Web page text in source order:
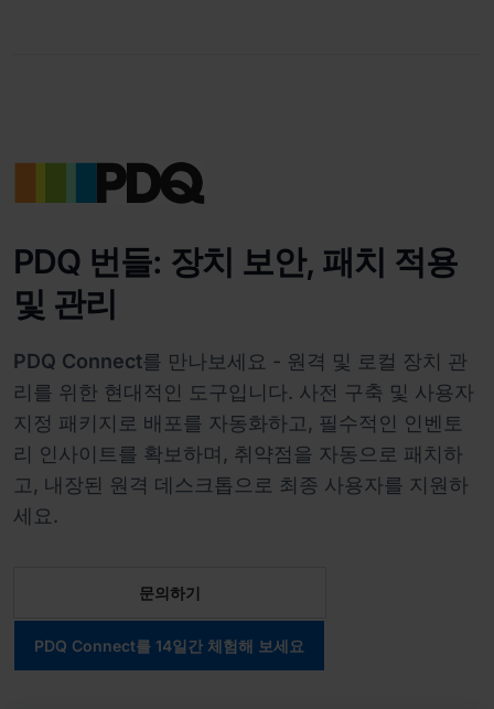
PDQ 번들: 장치 보안, 패치 적용
및 관리
PDQ Connect를 만나보세요 - 원격 및 로컬 장치 관
리를 위한 현대적인 도구입니다. 사전 구축 및 사용자
지정 패키지로 배포를 자동화하고, 필수적인 인벤토
리 인사이트를 확보하며, 취약점을 자동으로 패치하
고, 내장된 원격 데스크톱으로 최종 사용자를 지원하
세요.
문의하기
PDQ Connect를 14일간 체험해 보세요